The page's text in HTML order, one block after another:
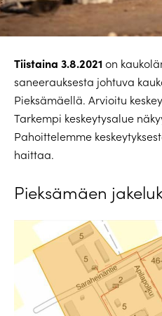
Tiistaina 3.8.2021 on
saneerauksesta johtuva
Pieksämäellä. Arvioitu
Tarkempi keskeytysalue
Pahoittelemme
haittaa.
Pieksämäen